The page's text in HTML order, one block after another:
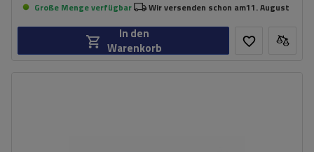
Große Menge verfügbar Wir versenden schon am11. August
In den
Warenkorb